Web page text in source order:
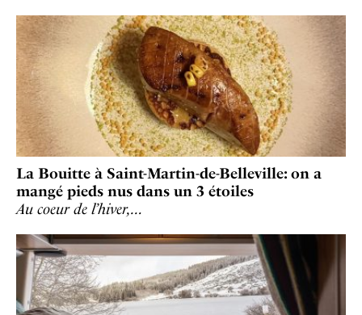
La Bouitte à Saint-Martin-de-Belleville: on a
mangé pieds nus dans un 3 étoiles
Au coeur de l’hiver,…